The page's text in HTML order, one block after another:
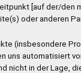
[auf der/den
oder anderen
(insbesondere
uns automatisiert
nicht in der Lage,